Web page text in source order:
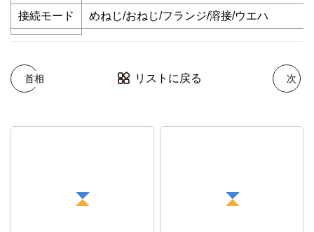
接続モード めねじ/おねじ/フランジ/溶接/ウエハ
首相 リストに戻る 次